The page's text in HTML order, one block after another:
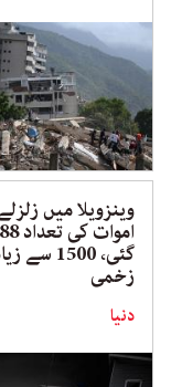
وینزویلا میں
گئی، 1500 سے
زخمی
دنیا